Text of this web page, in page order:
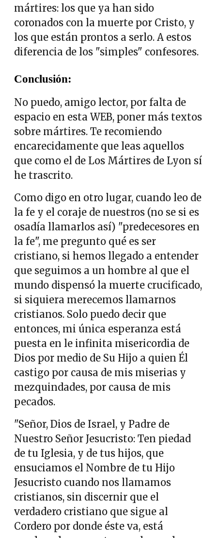
mártires: los que ya han sido
coronados con la muerte por Cristo, y
los que están prontos a serlo. A estos
diferencia de los "simples" confesores.
Conclusión:
No puedo, amigo lector, por falta de
espacio en esta WEB, poner más textos
sobre mártires. Te recomiendo
encarecidamente que leas aquellos
que como el de Los Mártires de Lyon sí
he trascrito.
Como digo en otro lugar, cuando leo de
la fe y el coraje de nuestros (no se si es
osadía llamarlos así) "predecesores en
la fe", me pregunto qué es ser
cristiano, si hemos llegado a entender
que seguimos a un hombre al que el
mundo dispensó la muerte crucificado,
si siquiera merecemos llamarnos
cristianos. Solo puedo decir que
entonces, mi única esperanza está
puesta en le infinita misericordia de
Dios por medio de Su Hijo a quien Él
castigo por causa de mis miserias y
mezquindades, por causa de mis
pecados.
"Señor, Dios de Israel, y Padre de
Nuestro Señor Jesucristo: Ten piedad
de tu Iglesia, y de tus hijos, que
ensuciamos el Nombre de tu Hijo
Jesucristo cuando nos llamamos
cristianos, sin discernir que el
verdadero cristiano que sigue al
Cordero por donde éste va, está